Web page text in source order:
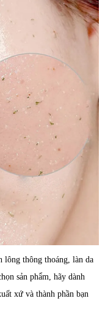
lông thông thoáng, làn da
sản phẩm, hãy dành
xứ và thành phần bạn